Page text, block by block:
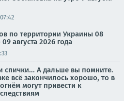
07:42
по территории Украины 08
09 августа 2026 года
спички... А дальше вы помните.
всё закончилось хорошо, то в
могут привести к